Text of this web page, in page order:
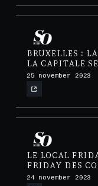
BRUXELLES :
LA CAPITALE
RESTAURANT
25 november 2023
LE LOCAL
FRIDAY DES
24 november 2023